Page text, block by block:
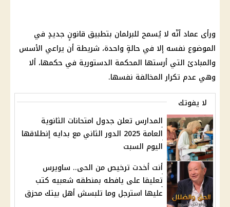
ورأى عماد أنّه لا يُسمح للبرلمان بتطبيق قانونٍ جديدٍ في
الموضوع نفسه إلا في حالةٍ واحدة، شريطة أن يراعي الأسس
والمبادئ التي أرستها المحكمة الدستورية في حكمها، ألا
وهي عدم تكرار المخالفة نفسها.
لا يفوتك
المدارس تعلن جدول امتحانات الثانوية
العامة 2025 الدور الثاني مع بدايه إنطلاقها
اليوم السبت
أنت أخدت ترخيص من الحى.. ساويرس
تعليقا على يافطه بمنطقه شعبيه كتب
عليها استرجل وما تلبسش أهل بيتك محزق